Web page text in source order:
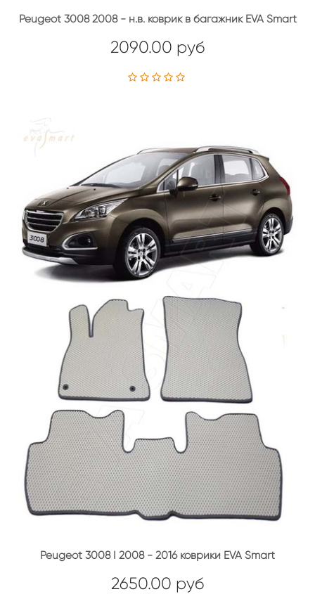
Peugeot 3008 2008 - н.в. коврик в багажник EVA Smart
2090.00 руб
Peugeot 3008 I 2008 - 2016 коврики EVA Smart
2650.00 руб